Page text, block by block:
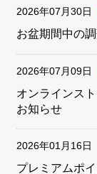
2026年07月30日
お盆期間中の
2026年07月09日
オンラインス
お知らせ
2026年01月16日
プレミアムポ